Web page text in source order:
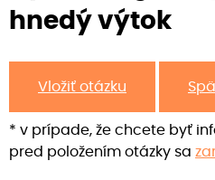
hnedý výtok
Vložiť otázku
* v prípade, že chcete byť
pred položením otázky sa